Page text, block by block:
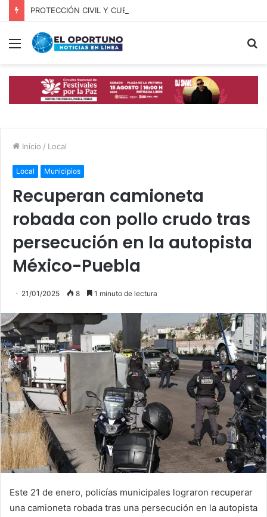
Menú
Inicio / Local
Local Municipios
Recuperan camioneta
robada con pollo crudo tras
persecución en la autopista
México-Puebla
21/01/2025 8 1 minuto de lectura
Este 21 de enero, policías municipales lograron recuperar
una camioneta robada tras una persecución en la autopista